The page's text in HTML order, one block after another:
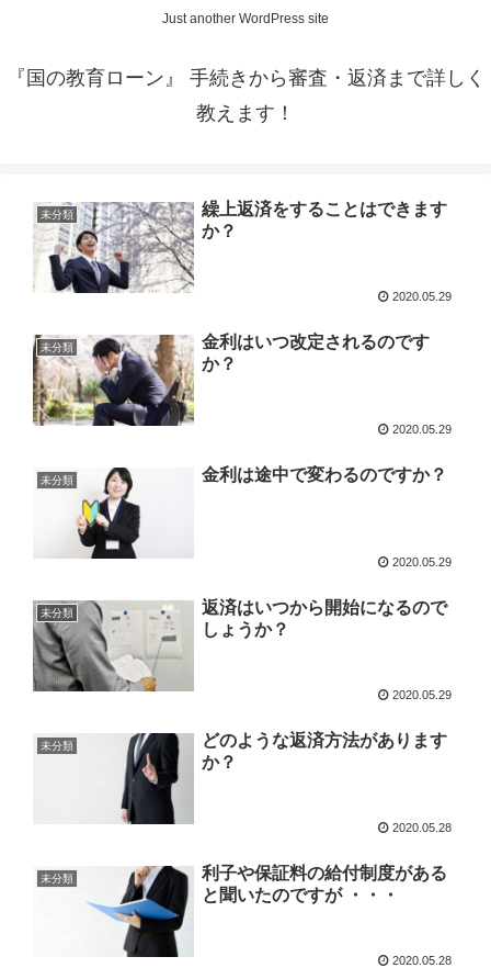
Just another WordPress site
『国の教育ローン』 手続きから審査・返済まで詳しく
教えます！
未分類
繰上返済をすることはできます
か？
2020.05.29
未分類
金利はいつ改定されるのです
か？
2020.05.29
未分類 金利は途中で変わるのですか？
2020.05.29
未分類
返済はいつから開始になるので
しょうか？
2020.05.29
未分類
どのような返済方法があります
か？
2020.05.28
未分類
利子や保証料の給付制度がある
と聞いたのですが ・・・
2020.05.28